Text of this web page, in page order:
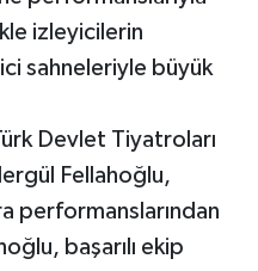
izleyicilerin
sahneleriyle büyük
Devlet Tiyatroları
Fellahoğlu,
performanslarından
başarılı ekip